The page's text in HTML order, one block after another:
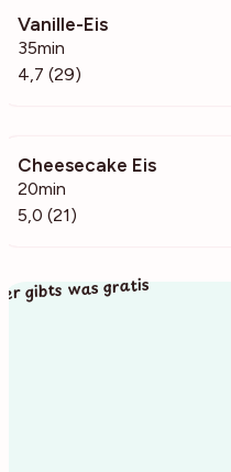
Vanille-Eis
35min
4,7 (29)
Cheesecake Eis
20min
5,0 (21)
gibts was gratis